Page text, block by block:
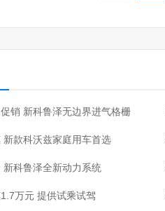
销 新科鲁泽无边界进气格栅
款科沃兹家庭用车首选
科鲁泽全新动力系统
万元 提供试乘试驾